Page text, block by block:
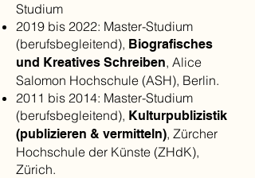
Studium
2019 bis 2022: Master-Studium
(berufsbegleitend), Biografisches
und Kreatives Schreiben, Alice
Salomon Hochschule (ASH), Berlin.
2011 bis 2014: Master-Studium
(berufsbegleitend), Kulturpublizistik
(publizieren & vermitteln), Zürcher
Hochschule der Künste (ZHdK),
Zürich.